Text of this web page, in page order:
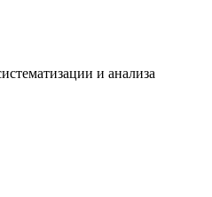
и анализа